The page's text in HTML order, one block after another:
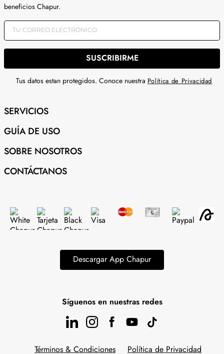
beneficios Chapur.
SUSCRIBIRME
Tus datos estan protegidos. Conoce nuestra Política de Privacidad
SERVICIOS
GUÍA DE USO
SOBRE NOSOTROS
CONTÁCTANOS
Descargar App Chapur
Síguenos en nuestras redes
Términos & Condiciones Política de Privacidad